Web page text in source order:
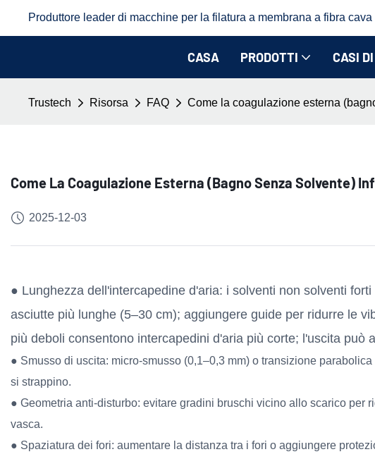
Produttore leader di macchine per la filatura a membrana a fibra
CASA PRODOTTI CASI
Trustech Risorsa FAQ Come la coagulazione esterna
Come La Coagulazione Esterna (bagno Senza Solvente)
2025-12-03
● Lunghezza dell'intercapedine d'aria: i solventi non solventi
asciutte più lunghe (5–30 cm); aggiungere guide per ridurre le
più deboli consentono intercapedini d'aria più corte; l'uscita può
● Smusso di uscita: micro-smusso (0,1–0,3 mm) o transizione
si strappino.
● Geometria anti-disturbo: evitare gradini bruschi vicino allo scarico per
vasca.
● Spaziatura dei fori: aumentare la distanza tra i fori o aggiungere